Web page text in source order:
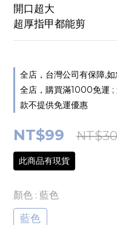
開口超大
超厚指甲都能剪
全店，台灣公司有保障,
全店，購買滿1000免運 ;
款不提供免運優惠
NT$99
此商品有現貨
顏色 : 藍色
藍色